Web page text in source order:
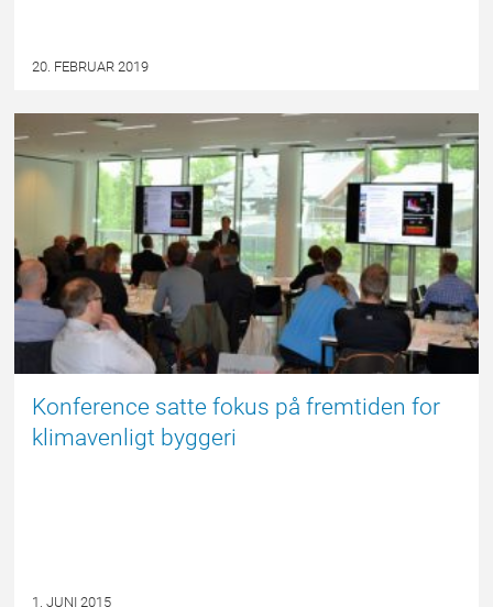
20. FEBRUAR 2019
Konference satte fokus på fremtiden for
klimavenligt byggeri
1. JUNI 2015
NYHED